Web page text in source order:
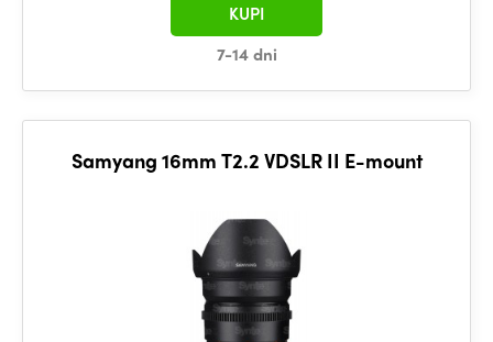
7-14 dni
KUPI
Samyang 16mm T2.2 VDSLR II E-mount